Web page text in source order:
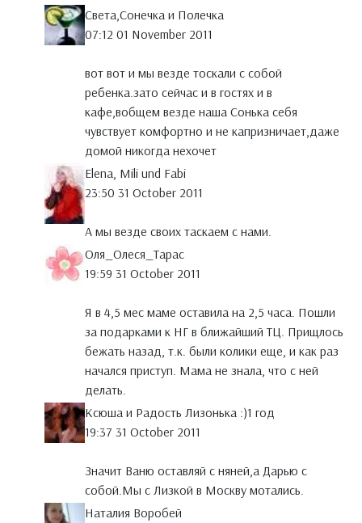
Света,Сонечка и Полечка
07:12 01 November 2011
вот вот и мы везде тоскали с собой
ребенка.зато сейчас и в гостях и в
кафе,вобщем везде наша Сонька себя
чувствует комфортно и не капризничает,даже
домой никогда нехочет
Elena, Mili und Fabi
23:50 31 October 2011
А мы везде своих таскаем с нами.
Оля_Олеся_Тарас
19:59 31 October 2011
Я в 4,5 мес маме оставила на 2,5 часа. Пошли
за подарками к НГ в ближайший ТЦ. Прищлось
бежать назад, т.к. были колики еще, и как раз
начался приступ. Мама не знала, что с ней
делать.
Ксюша и Радость Лизонька :)1 год
19:37 31 October 2011
Значит Ваню оставляй с няней,а Дарью с
собой.Мы с Лизкой в Москву мотались.
Наталия Воробей